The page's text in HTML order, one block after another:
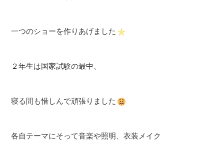
一つのショーを作りあげました
２年生は国家試験の最中、
寝る間も惜しんで頑張りました
各自テーマにそって音楽や照明、衣装メイク